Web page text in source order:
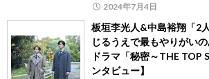
2024年7月4日
板垣李光人&中島裕翔「2
じるうえで最もやりがい
ドラマ「秘密～THE TOP
ンタビュー】